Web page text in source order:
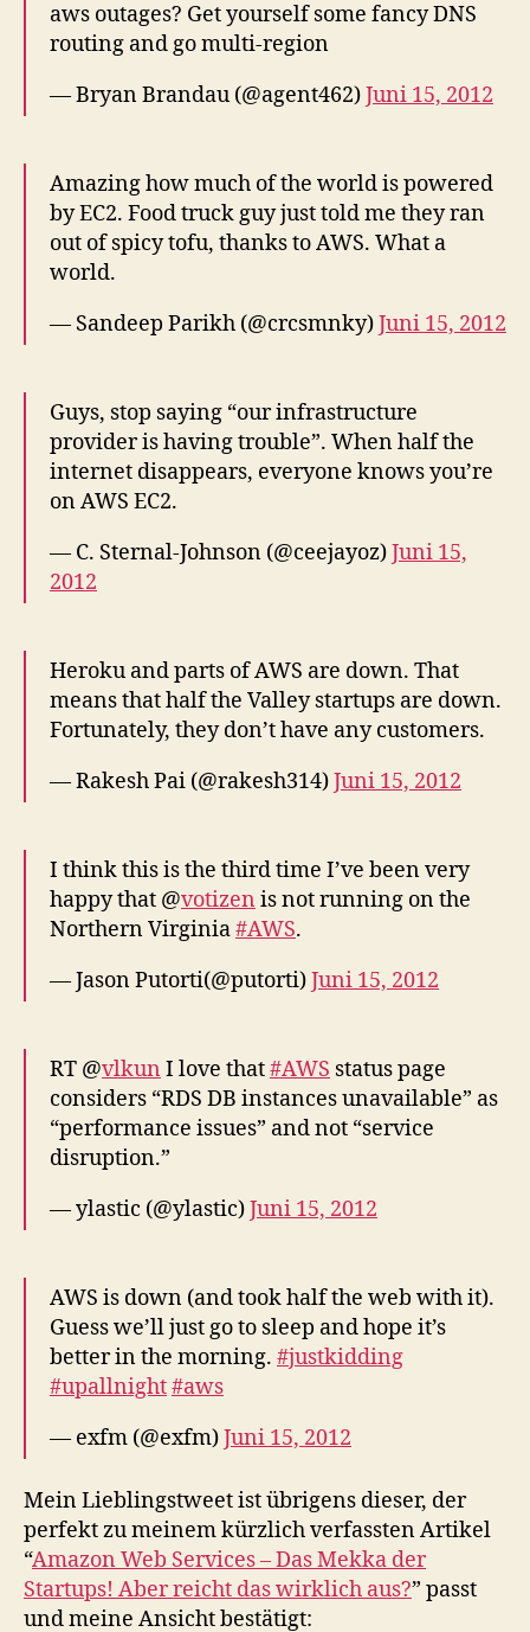
aws outages? Get yourself some fancy DNS
routing and go multi-region
— Bryan Brandau (@agent462)Juni 15, 2012
Amazing how much of the world is powered
by EC2. Food truck guy just told me they ran
out of spicy tofu, thanks to AWS. What a
world.
— Sandeep Parikh (@crcsmnky)Juni 15, 2012
Guys, stop saying “our infrastructure
provider is having trouble”. When half the
internet disappears, everyone knows you’re
on AWS EC2.
— C. Sternal-Johnson (@ceejayoz)Juni 15,
2012
Heroku and parts of AWS are down. That
means that half the Valley startups are down.
Fortunately, they don’t have any customers.
— Rakesh Pai (@rakesh314)Juni 15, 2012
I think this is the third time I’ve been very
happy that @votizen is not running on the
Northern Virginia#AWS.
— Jason Putorti(@putorti)Juni 15, 2012
RT @vlkun I love that#AWS status page
considers “RDS DB instances unavailable” as
“performance issues” and not “service
disruption.”
— ylastic (@ylastic)Juni 15, 2012
AWS is down (and took half the web with it).
Guess we’ll just go to sleep and hope it’s
better in the morning. #justkidding
#upallnight#aws
— exfm (@exfm)Juni 15, 2012
Mein Lieblingstweet ist übrigens dieser, der
perfekt zu meinem kürzlich verfassten Artikel
“Amazon Web Services – Das Mekka der
Startups! Aber reicht das wirklich aus?” passt
und meine Ansicht bestätigt: